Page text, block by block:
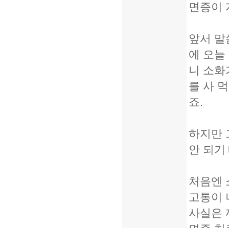
면증이
앞서
에 오늘
니 소화
를 사
죠.
하지만
안 되
처음엔
고통이
사실은